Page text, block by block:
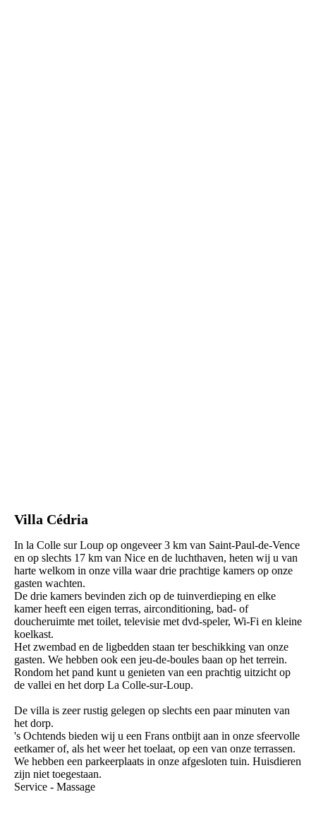
Villa Cédria
In la Colle sur Loup op ongeveer 3 km van Saint-Paul-de-Vence
en op slechts 17 km van Nice en de luchthaven, heten wij u van
harte welkom in onze villa waar drie prachtige kamers op onze
gasten wachten.
De drie kamers bevinden zich op de tuinverdieping en elke
kamer heeft een eigen terras, airconditioning, bad- of
doucheruimte met toilet, televisie met dvd-speler, Wi-Fi en kleine
koelkast.
Het zwembad en de ligbedden staan ter beschikking van onze
gasten. We hebben ook een jeu-de-boules baan op het terrein.
Rondom het pand kunt u genieten van een prachtig uitzicht op
de vallei en het dorp La Colle-sur-Loup.
De villa is zeer rustig gelegen op slechts een paar minuten van
het dorp.
's Ochtends bieden wij u een Frans ontbijt aan in onze sfeervolle
eetkamer of, als het weer het toelaat, op een van onze terrassen.
We hebben een parkeerplaats in onze afgesloten tuin. Huisdieren
zijn niet toegestaan.
Service - Massage